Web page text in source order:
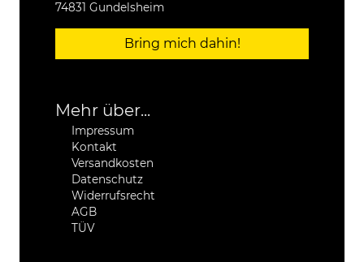
74831 Gundelsheim
Bring mich dahin!
Mehr über...
Impressum
Kontakt
Versandkosten
Datenschutz
Widerrufsrecht
AGB
TÜV